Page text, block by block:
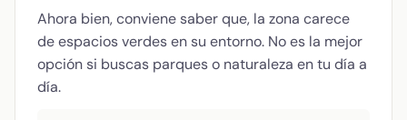
Ahora bien, conviene saber que, la zona carece
de espacios verdes en su entorno. No es la mejor
opción si buscas parques o naturaleza en tu día a
día.